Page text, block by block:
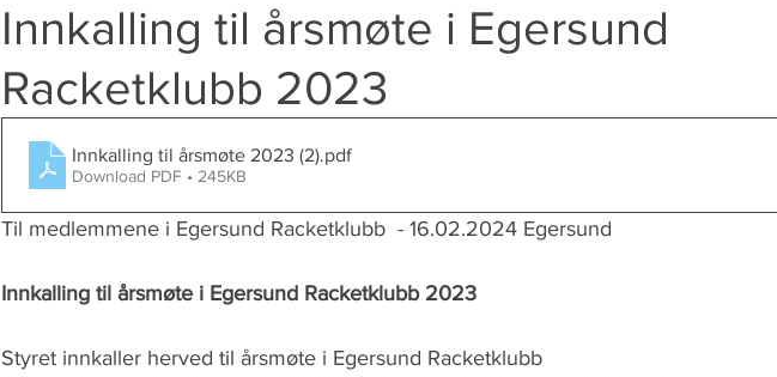
Innkalling til årsmøte i Egersund
Racketklubb 2023
Innkalling til årsmøte 2023 (2).pdf
Download PDF • 245KB
Til medlemmene i Egersund Racketklubb  - 16.02.2024 Egersund
Innkalling til årsmøte i Egersund Racketklubb 2023
Styret innkaller herved til årsmøte i Egersund Racketklubb